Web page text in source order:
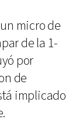
micro de
de la 1-
por
de
implicado